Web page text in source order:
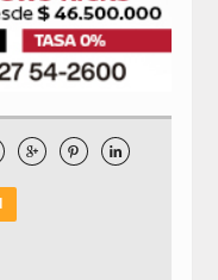
  